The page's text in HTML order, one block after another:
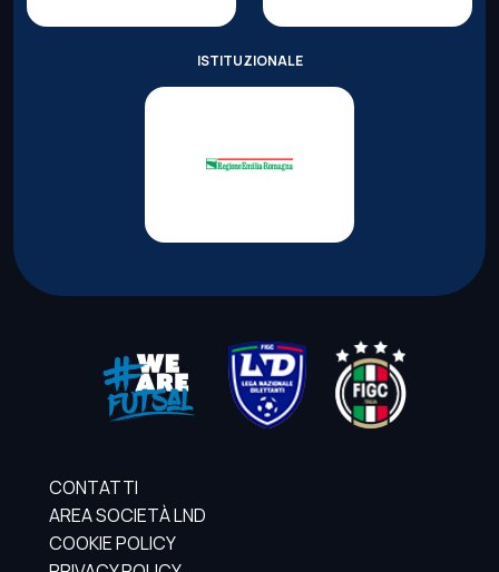
ISTITUZIONALE
CONTATTI
AREA SOCIETÀ LND
COOKIE POLICY